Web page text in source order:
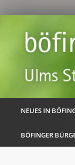
NEUES IN
BÖFINGER